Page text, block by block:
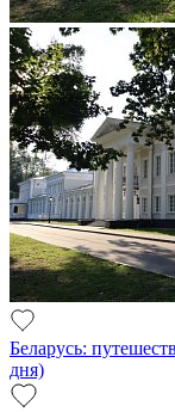
Беларусь:
дня)